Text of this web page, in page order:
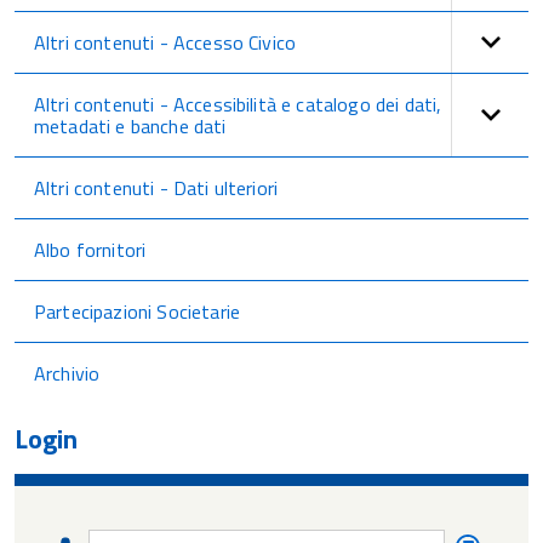
Altri contenuti - Accesso Civico
Altri contenuti - Accessibilità e catalogo dei dati,
metadati e banche dati
Altri contenuti - Dati ulteriori
Albo fornitori
Partecipazioni Societarie
Archivio
Login
Nome